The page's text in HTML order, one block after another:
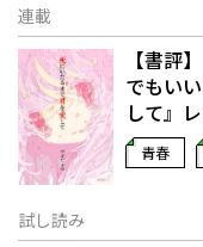
連載
【書評
でもい
して』
青春
試し読み